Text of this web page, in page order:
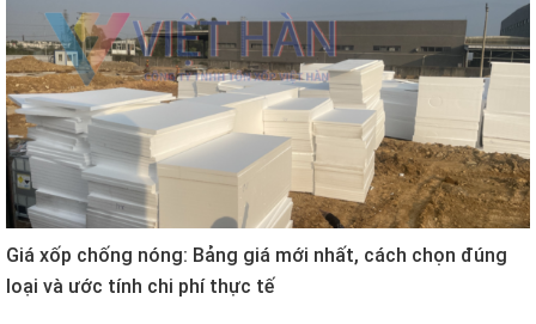
Giá xốp chống nóng: Bảng giá mới nhất, cách chọn đúng
loại và ước tính chi phí thực tế